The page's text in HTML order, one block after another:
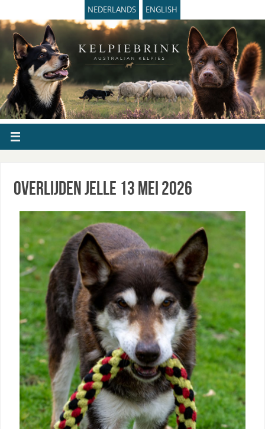
NEDERLANDS ENGLISH
Overlijden Jelle 13 mei 2026